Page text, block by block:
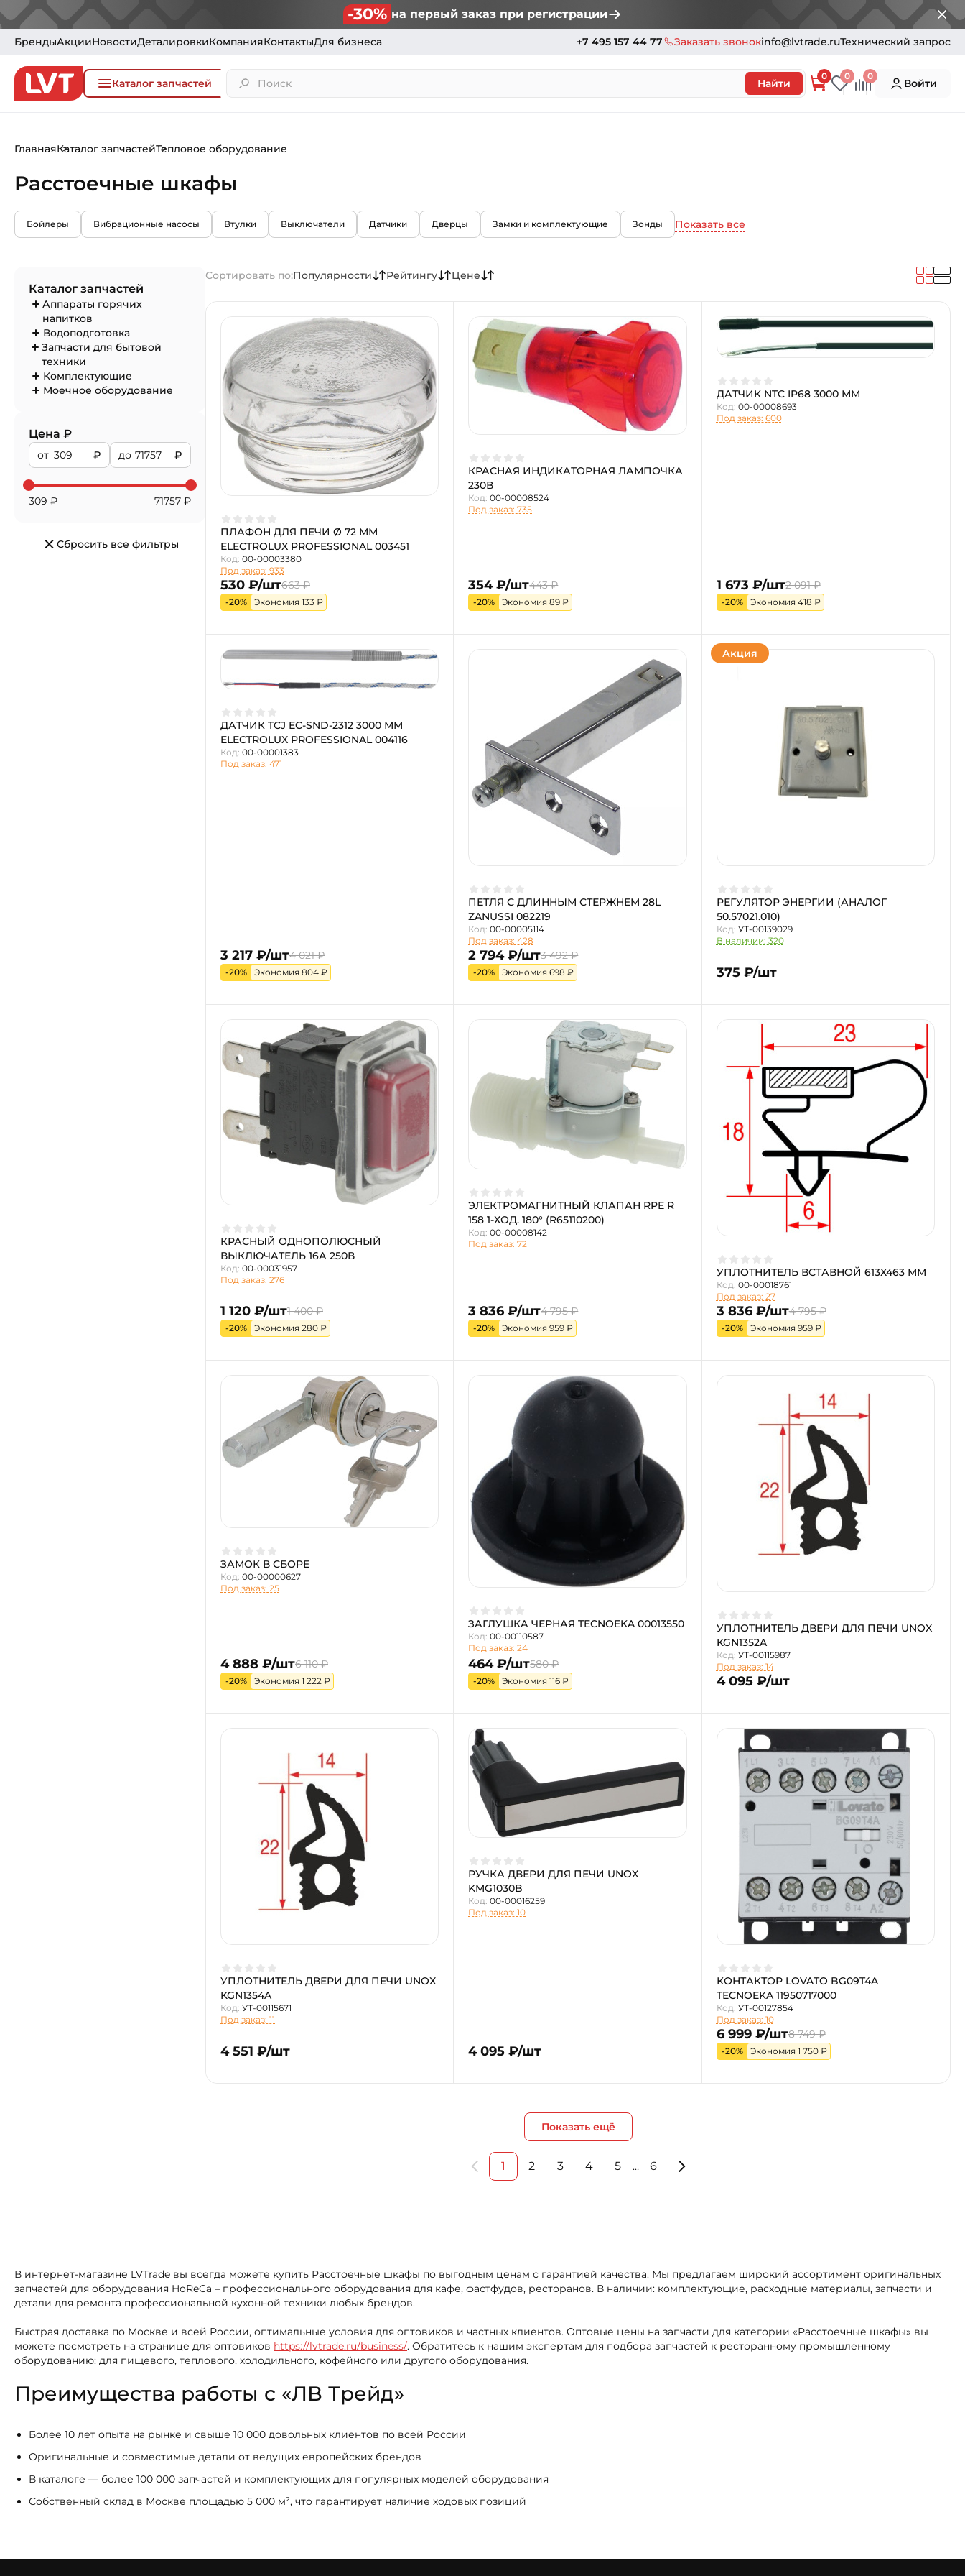
-30% на первый заказ при регистрации
БрендыАкцииНовостиДеталировкиКомпанияКонтактыДля бизнеса +7 495 157 44 77 Заказать звонокinfo@lvtrade.ruТехнический запрос
Каталог запчастей Найти
0 0 0
Войти
ГлавнаяКаталог запчастейТепловое оборудование
Расстоечные шкафы
Бойлеры Вибрационные насосы Втулки Выключатели Датчики Дверцы Замки и комплектующие Зонды Показать все
Каталог запчастей
Аппараты горячих
напитков
Водоподготовка
Запчасти для бытовой
техники
Комплектующие
Моечное оборудование
Цена ₽
от ₽ до ₽
309 ₽ 71757 ₽
Сбросить все фильтры
Сортировать по:Популярности Рейтингу Цене
ПЛАФОН ДЛЯ ПЕЧИ Ø 72 ММ
ELECTROLUX PROFESSIONAL 003451
Код: 00-00003380
Под заказ: 933
530 ₽/шт663 ₽
-20% Экономия 133 ₽
КРАСНАЯ ИНДИКАТОРНАЯ ЛАМПОЧКА
230В
Код:00-00008524
Под заказ: 735
354 ₽/шт443 ₽
-20% Экономия 89 ₽
ДАТЧИК NTC IP68 3000 ММ
Код: 00-00008693
Под заказ: 600
1 673 ₽/шт2 091 ₽
-20% Экономия 418 ₽
ДАТЧИК TCJ EC-SND-2312 3000 ММ
ELECTROLUX PROFESSIONAL 004116
Код: 00-00001383
Под заказ: 471
3 217 ₽/шт4 021 ₽
-20% Экономия 804 ₽
ПЕТЛЯ С ДЛИННЫМ СТЕРЖНЕМ 28L
ZANUSSI 082219
Код:00-00005114
Под заказ: 428
2 794 ₽/шт3 492 ₽
-20% Экономия 698 ₽
РЕГУЛЯТОР ЭНЕРГИИ (АНАЛОГ
50.57021.010)
Код: УТ-00139029
В наличии: 320
375 ₽/шт
Акция
КРАСНЫЙ ОДНОПОЛЮСНЫЙ
ВЫКЛЮЧАТЕЛЬ 16А 250В
Код: 00-00031957
Под заказ: 276
1 120 ₽/шт1 400 ₽
-20% Экономия 280 ₽
ЭЛЕКТРОМАГНИТНЫЙ КЛАПАН RPE R
158 1-ХОД. 180° (R65110200)
Код:00-00008142
Под заказ: 72
3 836 ₽/шт4 795 ₽
-20% Экономия 959 ₽
УПЛОТНИТЕЛЬ ВСТАВНОЙ 613Х463 ММ
Код: 00-00018761
Под заказ: 27
3 836 ₽/шт4 795 ₽
-20% Экономия 959 ₽
ЗАМОК В СБОРЕ
Код: 00-00000627
Под заказ: 25
4 888 ₽/шт6 110 ₽
-20% Экономия 1 222 ₽
ЗАГЛУШКА ЧЕРНАЯ TECNOEKA 00013550
Код:00-00110587
Под заказ: 24
464 ₽/шт580 ₽
-20% Экономия 116 ₽
УПЛОТНИТЕЛЬ ДВЕРИ ДЛЯ ПЕЧИ UNOX
KGN1352A
Код: УТ-00115987
Под заказ: 14
4 095 ₽/шт
УПЛОТНИТЕЛЬ ДВЕРИ ДЛЯ ПЕЧИ UNOX
KGN1354A
Код: УТ-00115671
Под заказ: 11
4 551 ₽/шт
РУЧКА ДВЕРИ ДЛЯ ПЕЧИ UNOX
KMG1030B
Код:00-00016259
Под заказ: 10
4 095 ₽/шт
КОНТАКТОР LOVATO BG09T4A
TECNOEKA 11950717000
Код: УТ-00127854
Под заказ: 10
6 999 ₽/шт8 749 ₽
-20% Экономия 1 750 ₽
Показать ещё
1 2 3 4 5 … 6
В интернет-магазине LVTrade вы всегда можете купить Расстоечные шкафы по выгодным ценам с гарантией качества. Мы предлагаем широкий ассортимент оригинальных
запчастей для оборудования HoReCa – профессионального оборудования для кафе, фастфудов, ресторанов. В наличии: комплектующие, расходные материалы, запчасти и
детали для ремонта профессиональной кухонной техники любых брендов.
Быстрая доставка по Москве и всей России, оптимальные условия для оптовиков и частных клиентов. Оптовые цены на запчасти для категории «Расстоечные шкафы» вы
можете посмотреть на странице для оптовиков https://lvtrade.ru/business/. Обратитесь к нашим экспертам для подбора запчастей к ресторанному промышленному
оборудованию: для пищевого, теплового, холодильного, кофейного или другого оборудования.
Преимущества работы с «ЛВ Трейд»
Более 10 лет опыта на рынке и свыше 10 000 довольных клиентов по всей России
Оригинальные и совместимые детали от ведущих европейских брендов
В каталоге — более 100 000 запчастей и комплектующих для популярных моделей оборудования
Собственный склад в Москве площадью 5 000 м², что гарантирует наличие ходовых позиций